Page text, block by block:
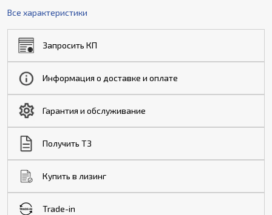
Все характеристики
Запросить КП
Информация о доставке и оплате
Гарантия и обслуживание
Получить ТЗ
Купить в лизинг
Trade-in